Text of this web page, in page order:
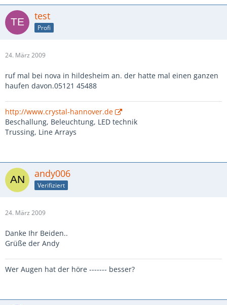
test
Profi
24. März 2009
ruf mal bei nova in hildesheim an. der hatte mal einen ganzen
haufen davon.05121 45488
http://www.crystal-hannover.de
Beschallung, Beleuchtung, LED technik
Trussing, Line Arrays
andy006
Verifiziert
24. März 2009
Danke Ihr Beiden..
Grüße der Andy
Wer Augen hat der höre ------- besser?